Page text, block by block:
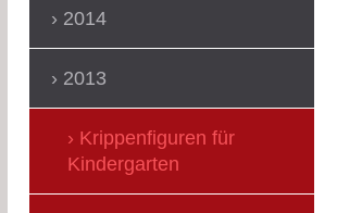
2014
2013
Krippenfiguren für
Kindergarten